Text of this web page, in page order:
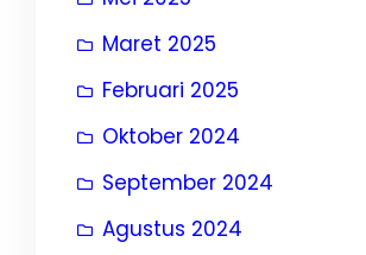
Maret 2025
Februari 2025
Oktober 2024
September 2024
Agustus 2024